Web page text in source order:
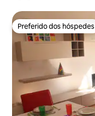
Preferido dos hóspedes
Preferido dos hóspedes